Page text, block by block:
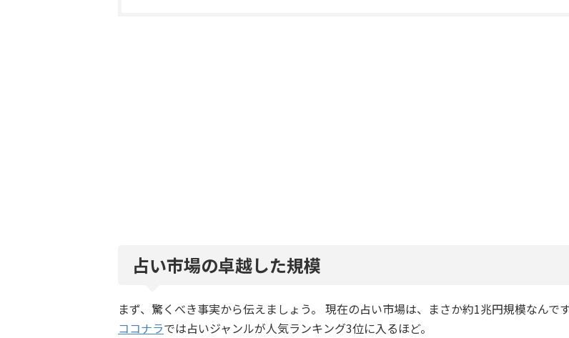
占い市場の卓越した規模
まず、驚くべき事実から伝えましょう。 現在の占い市場は、まさか約1兆円規模なんで
ココナラでは占いジャンルが人気ランキング3位に入るほど。